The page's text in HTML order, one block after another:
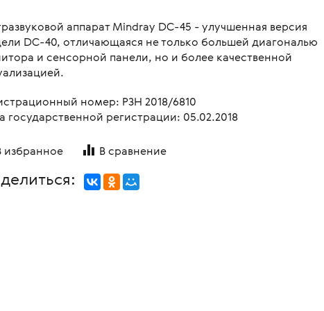
Неонатология
Средства индивидуальной защиты
диагностика в
линзы
для перевозки больных и
медицинские
мойками
для СМП
аппарат Mindray DC-45 - улучшенная версия
DC-40, отличающаяся не только большей диагональю
и сенсорной панели, но и более качественной
номер: РЗН 2018/6810
государственной регистрации: 05.02.2018
избранное В сравнение